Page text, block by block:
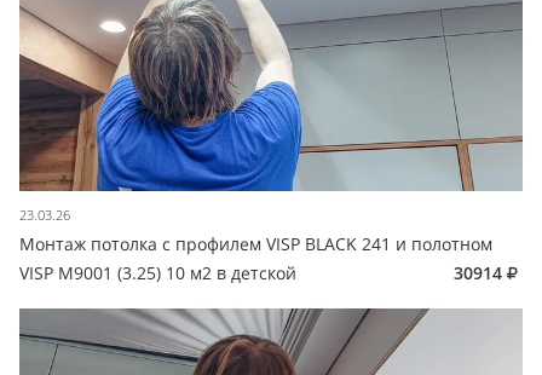
23.03.26
Монтаж потолка с профилем VISP BLACK 241 и полотном
VISP M9001 (3.25) 10 м2 в детской
30914